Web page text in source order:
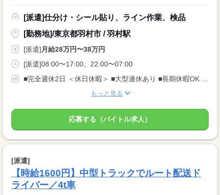
[派遣]仕分け・シール貼り、ライン作業、検品
[勤務地]/東京都羽村市 / 羽村駅
[派遣] 月給28万円〜38万円
[派遣]08:00〜17:00、22:00〜07:00
もっと見る
応募する（バイトル求人）
[派遣]
【時給1600円】中型トラックでルート配送ド
ライバー／4t車